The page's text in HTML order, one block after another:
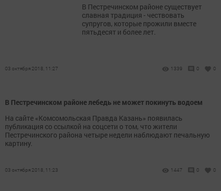
В Пестречинском районе существует
славная традиция - чествовать
супругов, которые прожили вместе
пятьдесят и более лет.
03 октября 2018, 11:27 1339 0 0
В Пестречинском районе лебедь не может покинуть водоем
На сайте «Комсомольская Правда Казань» появилась
публикация со ссылкой на соцсети о том, что жители
Пестречинского района четыре недели наблюдают печальную
картину.
03 октября 2018, 11:23 1447 0 0